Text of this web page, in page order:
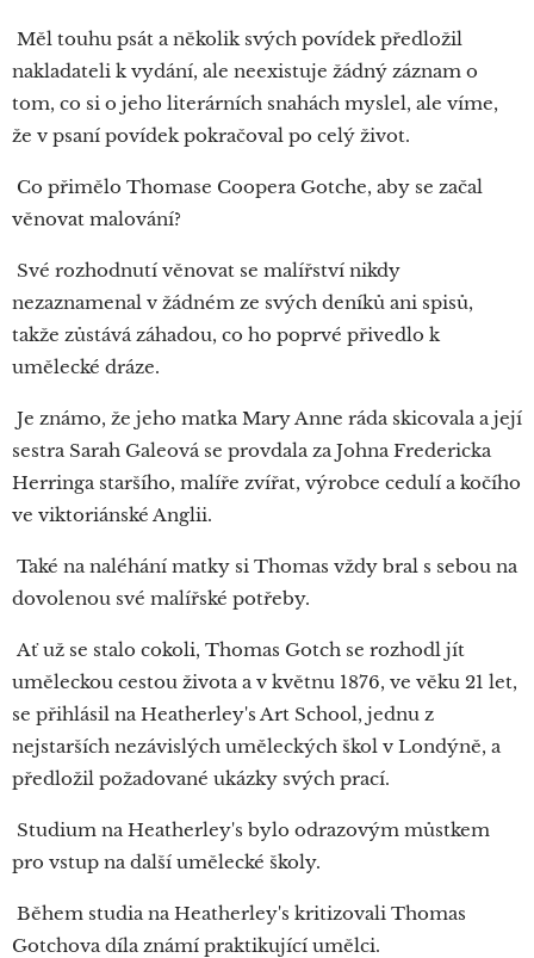
Měl touhu psát a několik svých povídek předložil
nakladateli k vydání, ale neexistuje žádný záznam o
tom, co si o jeho literárních snahách myslel, ale víme,
že v psaní povídek pokračoval po celý život.
Co přimělo Thomase Coopera Gotche, aby se začal
věnovat malování?
Své rozhodnutí věnovat se malířství nikdy
nezaznamenal v žádném ze svých deníků ani spisů,
takže zůstává záhadou, co ho poprvé přivedlo k
umělecké dráze.
Je známo, že jeho matka Mary Anne ráda skicovala a její
sestra Sarah Galeová se provdala za Johna Fredericka
Herringa staršího, malíře zvířat, výrobce cedulí a kočího
ve viktoriánské Anglii.
Také na naléhání matky si Thomas vždy bral s sebou na
dovolenou své malířské potřeby.
Ať už se stalo cokoli, Thomas Gotch se rozhodl jít
uměleckou cestou života a v květnu 1876, ve věku 21 let,
se přihlásil na Heatherley's Art School, jednu z
nejstarších nezávislých uměleckých škol v Londýně, a
předložil požadované ukázky svých prací.
Studium na Heatherley's bylo odrazovým můstkem
pro vstup na další umělecké školy.
Během studia na Heatherley's kritizovali Thomas
Gotchova díla známí praktikující umělci.